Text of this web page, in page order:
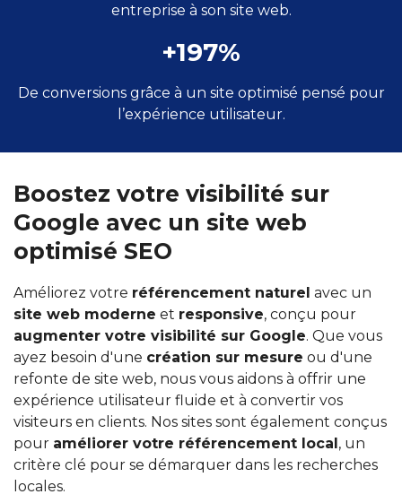
entreprise à son site web.
+197%
De conversions grâce à un site optimisé pensé pour
l’expérience utilisateur.
Boostez votre visibilité sur
Google avec un site web
optimisé SEO
Améliorez votre référencement naturel avec un
site web moderne et responsive, conçu pour
augmenter votre visibilité sur Google. Que vous
ayez besoin d'une création sur mesure ou d'une
refonte de site web, nous vous aidons à offrir une
expérience utilisateur fluide et à convertir vos
visiteurs en clients. Nos sites sont également conçus
pour améliorer votre référencement local , un
critère clé pour se démarquer dans les recherches
locales.